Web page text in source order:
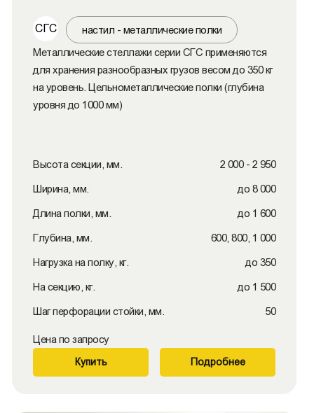
СГС
настил - металлические полки
Металлические стеллажи серии СГС применяются
для хранения разнообразных грузов весом до 350 кг
на уровень. Цельнометаллические полки (глубина
уровня до 1000 мм)
Высота секции, мм. 2 000 - 2 950
Ширина, мм. до 8 000
Длина полки, мм. до 1 600
Глубина, мм. 600, 800, 1 000
Нагрузка на полку, кг. до 350
На секцию, кг. до 1 500
Шаг перфорации стойки, мм. 50
Цена по запросу
Купить Подробнее